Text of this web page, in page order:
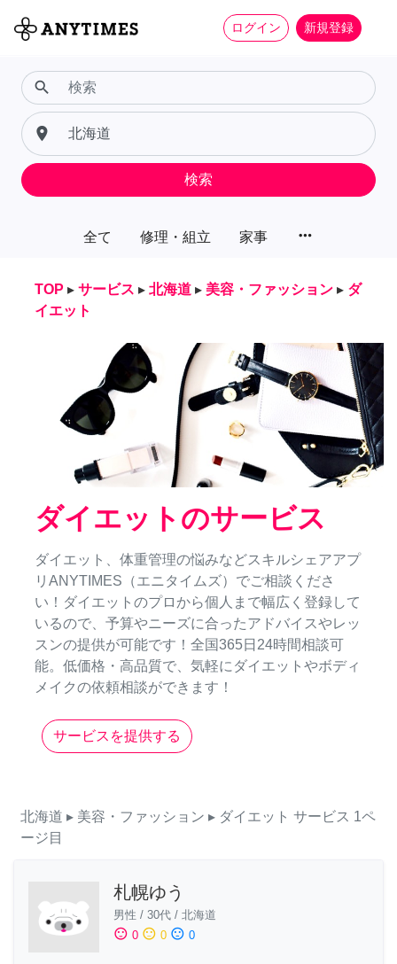
ログイン 新規登録
全て 修理・組立 家事 more_horiz
search
place
検索
TOP ▸ サービス ▸ 北海道 ▸ 美容・ファッション ▸ ダ
イエット
ダイエットのサービス
ダイエット、体重管理の悩みなどスキルシェアアプ
リANYTIMES（エニタイムズ）でご相談くださ
い！ダイエットのプロから個人まで幅広く登録して
いるので、予算やニーズに合ったアドバイスやレッ
スンの提供が可能です！全国365日24時間相談可
能。低価格・高品質で、気軽にダイエットやボディ
メイクの依頼相談ができます！
サービスを提供する
北海道 ▸ 美容・ファッション ▸ ダイエット サービス 1ペ
ージ目
札幌ゆう
男性 / 30代 / 北海道
sentiment_satisfied 0 sentiment_neutral 0 sentiment_dissatisfied 0